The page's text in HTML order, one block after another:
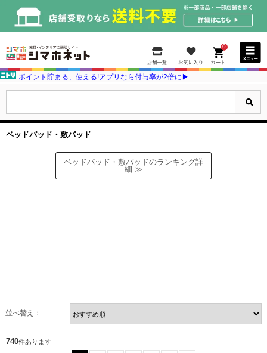
0
ポイント貯まる、使える!アプリなら付与率が2倍に▶
ベッドパッド・敷パッド
ベッドパッド・敷パッドのランキング詳
細 ≫
並べ替え：
740件あります